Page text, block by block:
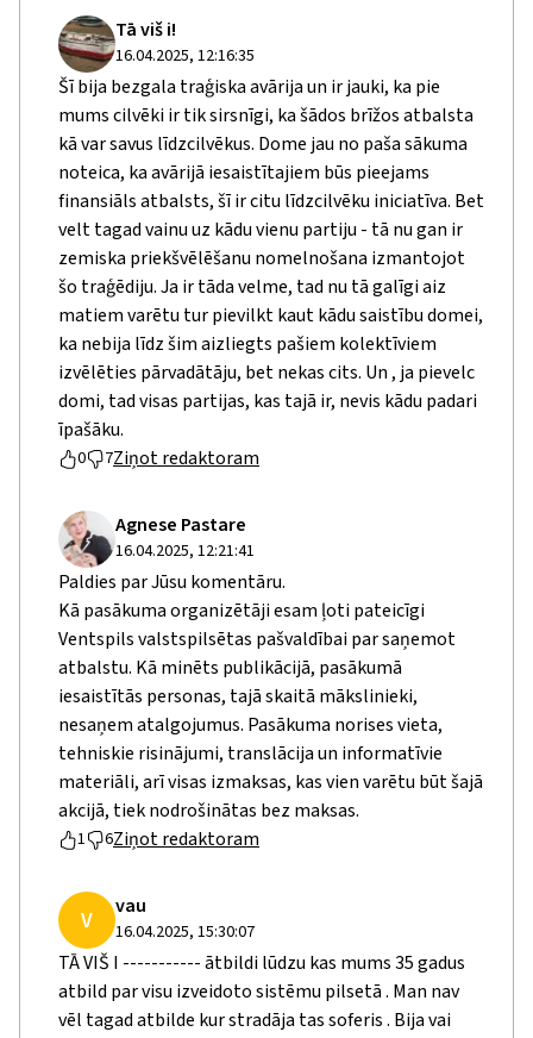
Tā viš i!
16.04.2025, 12:16:35
Šī bija bezgala traģiska avārija un ir jauki, ka pie
mums cilvēki ir tik sirsnīgi, ka šādos brīžos atbalsta
kā var savus līdzcilvēkus. Dome jau no paša sākuma
noteica, ka avārijā iesaistītajiem būs pieejams
finansiāls atbalsts, šī ir citu līdzcilvēku iniciatīva. Bet
velt tagad vainu uz kādu vienu partiju - tā nu gan ir
zemiska priekšvēlēšanu nomelnošana izmantojot
šo traģēdiju. Ja ir tāda velme, tad nu tā galīgi aiz
matiem varētu tur pievilkt kaut kādu saistību domei,
ka nebija līdz šim aizliegts pašiem kolektīviem
izvēlēties pārvadātāju, bet nekas cits. Un , ja pievelc
domi, tad visas partijas, kas tajā ir, nevis kādu padari
īpašāku.
0 7Ziņot redaktoram
Agnese Pastare
16.04.2025, 12:21:41
Paldies par Jūsu komentāru.
Kā pasākuma organizētāji esam ļoti pateicīgi
Ventspils valstspilsētas pašvaldībai par saņemot
atbalstu. Kā minēts publikācijā, pasākumā
iesaistītās personas, tajā skaitā mākslinieki,
nesaņem atalgojumus. Pasākuma norises vieta,
tehniskie risinājumi, translācija un informatīvie
materiāli, arī visas izmaksas, kas vien varētu būt šajā
akcijā, tiek nodrošinātas bez maksas.
1 6Ziņot redaktoram
V vau
16.04.2025, 15:30:07
TĀ VIŠ I ----------- ātbildi lūdzu kas mums 35 gadus
atbild par visu izveidoto sistēmu pilsetā . Man nav
vēl tagad atbilde kur stradāja tas soferis . Bija vai